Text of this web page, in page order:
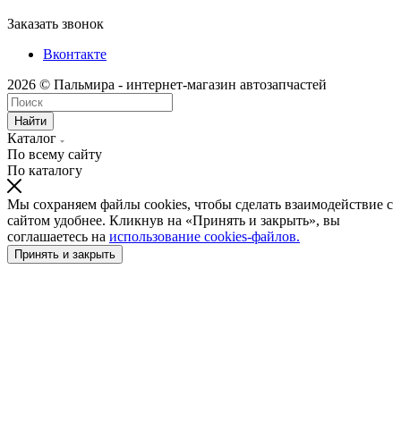
Заказать звонок
Вконтакте
2026 © Пальмира - интернет-магазин автозапчастей
Найти
Каталог
По всему сайту
По каталогу
Мы сохраняем файлы cookies, чтобы сделать взаимодействие с
сайтом удобнее. Кликнув на «Принять и закрыть», вы
соглашаетесь на использование cookies-файлов.
Принять и закрыть